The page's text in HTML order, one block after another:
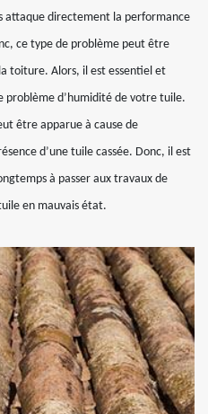
attaque directement la performance
ce type de problème peut être
toiture. Alors, il est essentiel et
problème d’humidité de votre tuile.
être apparue à cause de
d’une tuile cassée. Donc, il est
à passer aux travaux de
en mauvais état.